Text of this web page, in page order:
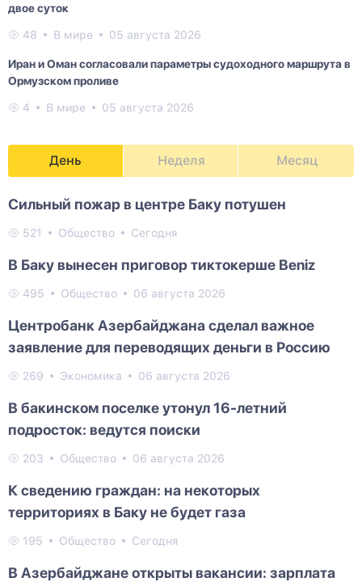
двое суток
48 В мире 05 августа 2026
Иран и Оман согласовали параметры судоходного маршрута в
Ормузском проливе
4 В мире 05 августа 2026
День Неделя Месяц
Сильный пожар в центре Баку потушен
521 Общество Сегодня
В Баку вынесен приговор тиктокерше Beniz
495 Общество 06 августа 2026
Центробанк Азербайджана сделал важное
заявление для переводящих деньги в Россию
269 Экономика 06 августа 2026
В бакинском поселке утонул 16-летний
подросток: ведутся поиски
203 Общество 06 августа 2026
К сведению граждан: на некоторых
территориях в Баку не будет газа
195 Общество Сегодня
В Азербайджане открыты вакансии: зарплата